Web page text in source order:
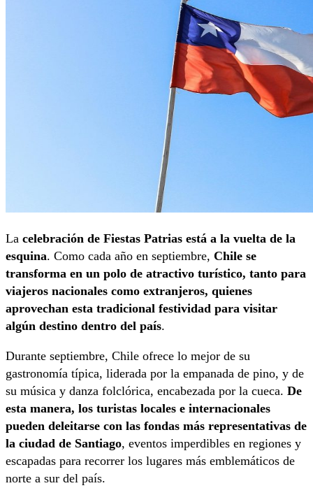
La celebración de Fiestas Patrias está a la vuelta de la
esquina. Como cada año en septiembre, Chile se
transforma en un polo de atractivo turístico, tanto para
viajeros nacionales como extranjeros, quienes
aprovechan esta tradicional festividad para visitar
algún destino dentro del país.
Durante septiembre, Chile ofrece lo mejor de su
gastronomía típica, liderada por la empanada de pino, y de
su música y danza folclórica, encabezada por la cueca. De
esta manera, los turistas locales e internacionales
pueden deleitarse con las fondas más representativas de
la ciudad de Santiago, eventos imperdibles en regiones y
escapadas para recorrer los lugares más emblemáticos de
norte a sur del país.